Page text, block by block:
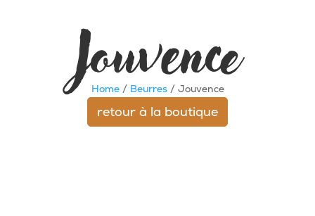
Jouvence
Home/ Beurres/ Jouvence
retour à la boutique